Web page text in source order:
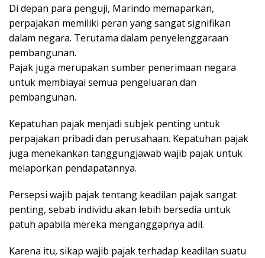
Di depan para penguji, Marindo memaparkan,
perpajakan memiliki peran yang sangat signifikan
dalam negara. Terutama dalam penyelenggaraan
pembangunan.
Pajak juga merupakan sumber penerimaan negara
untuk membiayai semua pengeluaran dan
pembangunan.
Kepatuhan pajak menjadi subjek penting untuk
perpajakan pribadi dan perusahaan. Kepatuhan pajak
juga menekankan tanggungjawab wajib pajak untuk
melaporkan pendapatannya.
Persepsi wajib pajak tentang keadilan pajak sangat
penting, sebab individu akan lebih bersedia untuk
patuh apabila mereka menganggapnya adil.
Karena itu, sikap wajib pajak terhadap keadilan suatu